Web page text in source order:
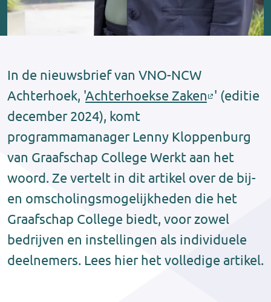
In de nieuwsbrief van VNO-NCW
Achterhoek, 'Achterhoekse Zaken ' (editie
december 2024), komt
programmamanager Lenny Kloppenburg
van Graafschap College Werkt aan het
woord. Ze vertelt in dit artikel over de bij-
en omscholingsmogelijkheden die het
Graafschap College biedt, voor zowel
bedrijven en instellingen als individuele
deelnemers. Lees hier het volledige artikel.